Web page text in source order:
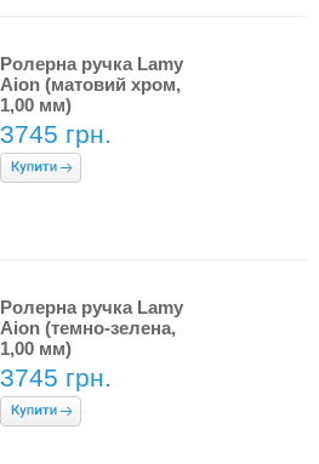
Ролерна ручка Lamy
Aion (матовий хром,
1,00 мм)
3745 грн.
Ролерна ручка Lamy
Aion (темно-зелена,
1,00 мм)
3745 грн.